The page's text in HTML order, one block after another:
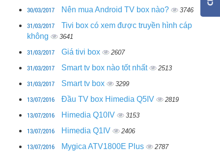
30/03/2017 Nên mua Android TV box nào? 3746
31/03/2017
Tivi box có xem được truyền hình cáp
không
3641
31/03/2017 Giá tivi box 2607
31/03/2017 Smart tv box nào tốt nhất 2513
31/03/2017 Smart tv box 3299
13/07/2016 Đầu TV box Himedia Q5IV 2819
13/07/2016 Himedia Q10IV 3153
13/07/2016 Himedia Q1IV 2406
13/07/2016 Mygica ATV1800E Plus 2787